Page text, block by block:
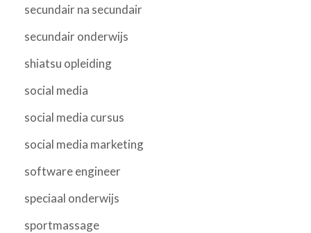
secundair na secundair
secundair onderwijs
shiatsu opleiding
social media
social media cursus
social media marketing
software engineer
speciaal onderwijs
sportmassage